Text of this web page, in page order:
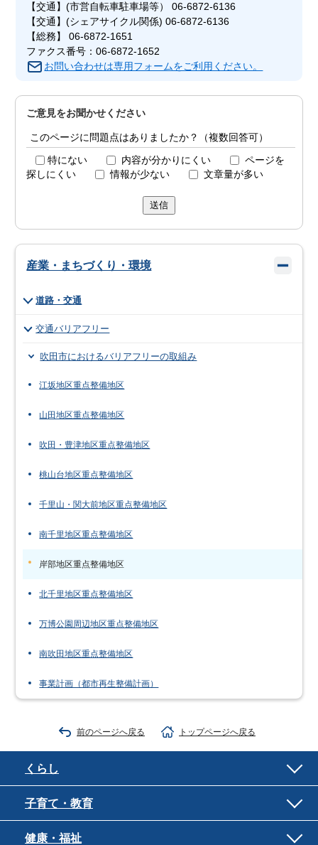
【交通】(市営自転車駐車場等） 06-6872-6136
【交通】(シェアサイクル関係) 06-6872-6136
【総務】 06-6872-1651
ファクス番号：06-6872-1652
お問い合わせは専用フォームをご利用ください。
ご意見をお聞かせください
このページに問題点はありましたか？（複数回答可）
特にない 内容が分かりにくい
ページを
探しにくい
情報が少ない 文章量が多い
送信
産業・まちづくり・環境
道路・交通
交通バリアフリー
吹田市におけるバリアフリーの取組み
江坂地区重点整備地区
山田地区重点整備地区
吹田・豊津地区重点整備地区
桃山台地区重点整備地区
千里山・関大前地区重点整備地区
南千里地区重点整備地区
岸部地区重点整備地区
北千里地区重点整備地区
万博公園周辺地区重点整備地区
南吹田地区重点整備地区
事業計画（都市再生整備計画）
前のページへ戻る トップページへ戻る
くらし
子育て・教育
健康・福祉